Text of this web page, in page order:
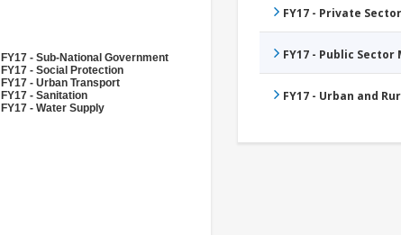
FY17 - Sub-National Government
FY17 - Social Protection
FY17 - Urban Transport
FY17 - Sanitation
FY17 - Water Supply
FY17 - Private
FY17 - Public
FY17 - Urban and